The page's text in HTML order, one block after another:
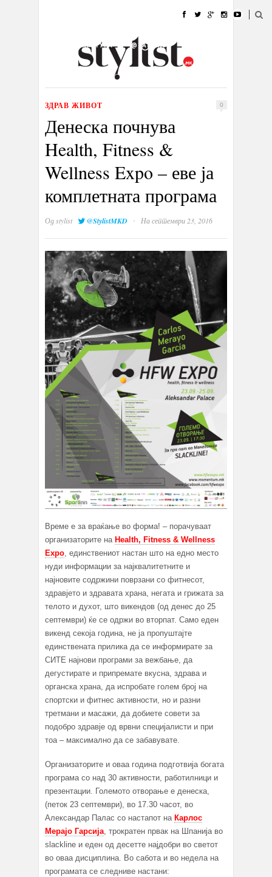
УБАВИНА
КУЛТУРА @РАБОТА
ИЗЛОГ
ЗДРАВ ЖИВОТ 0
Денеска почнува
Health, Fitness &
Wellness Expo – еве ја
комплетната програма
Одstylist @StylistMKD · На септември 23, 2016
Време е за враќање во форма! – порачуваат
организаторите на Health, Fitness & Wellness
Expo, единствениот настан што на едно место
нуди информации за најквалитетните и
најновите содржини поврзани со фитнесот,
здравјето и здравата храна, негата и грижата за
телото и духот, што викендов (од денес до 25
септември) ќе се одржи во вторпат. Само еден
викенд секоја година, не ја пропуштајте
единствената прилика да се информирате за
СИТЕ најнови програми за вежбање, да
дегустирате и припремате вкусна, здрава и
органска храна, да испробате голем број на
спортски и фитнес активности, но и разни
третмани и масажи, да добиете совети за
подобро здравје од врвни специјалисти и при
тоа – максимално да се забавувате.
Организаторите и оваа година подготвија богата
програма со над 30 активности, работилници и
презентации. Големото отворање е денеска,
(петок 23 септември), во 17.30 часот, во
Александар Палас со настапот на Карлос
Мерајо Гарсија, трократен првак на Шпанија во
slackline и еден од десетте најдобри во светот
во оваа дисциплина. Во сабота и во недела на
програмата се следниве настани: